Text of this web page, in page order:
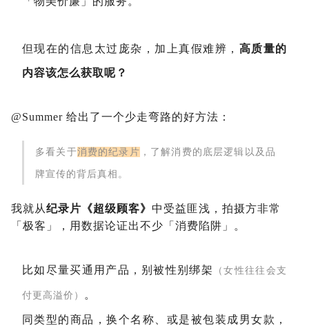
但现在的信息太过庞杂，加上真假难辨， 高质量的
内容该怎么获取呢？
@Summer 给出了一个少走弯路的好方法：
多看关于消费的纪录片 ，了解消费的底层逻辑以及品
牌宣传的背后真相。
我就从纪录片《超级顾客》 中受益匪浅，拍摄方非常
「极客」，用数据论证出不少「消费陷阱」。
比如尽量买通用产品，别被性别绑架 （女性往往会支
付更高溢价） 。
同类型的商品，换个名称、或是被包装成男女款，